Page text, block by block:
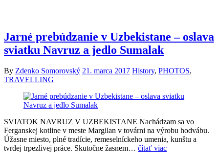
Jarné prebúdzanie v Uzbekistane – oslava
sviatku Navruz a jedlo Sumalak
By Zdenko Somorovský 21. marca 2017 History, PHOTOS,
TRAVELLING
SVIATOK NAVRUZ V UZBEKISTANE Nachádzam sa vo
Ferganskej kotline v meste Margilan v továrni na výrobu hodvábu.
Úžasne miesto, plné tradície, remeselníckeho umenia, kunštu a
tvrdej trpezlivej práce. Skutočne žasnem… čítať viac